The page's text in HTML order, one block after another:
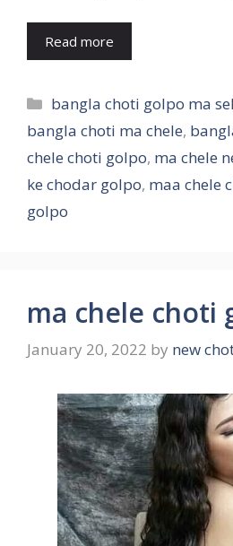
Read more
Categories
bangla choti golpo ma
bangla choti ma chele,
chele choti golpo, ma chele
ke chodar golpo, maa chele
golpo
ma chele choti
January 20, 2022 by new